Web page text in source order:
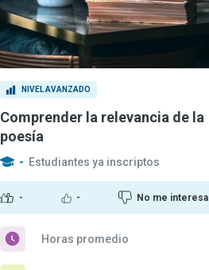
NIVEL AVANZADO
Comprender la relevancia de la
poesía
- Estudiantes ya inscriptos
- - No me interesa
Horas promedio